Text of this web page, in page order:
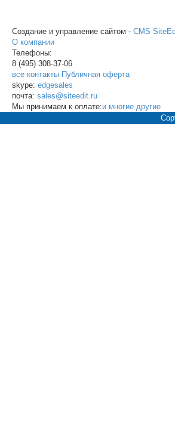
Создание и управление сайтом - CMS
О компании
Телефоны:
8 (495) 308-37-06
все контакты Публичная оферта
skype: edgesales
почта: sales@siteedit.ru
Мы принимаем к оплате:и многие другие